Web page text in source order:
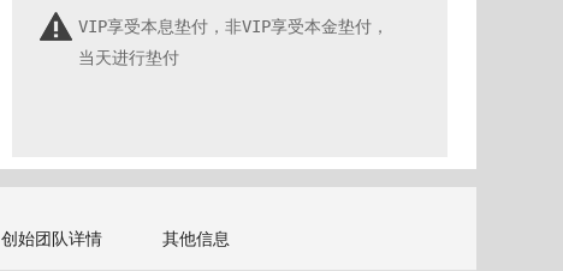
VIP享受本息垫付，非VIP享受本金垫付，
当天进行垫付
创始团队详情 其他信息